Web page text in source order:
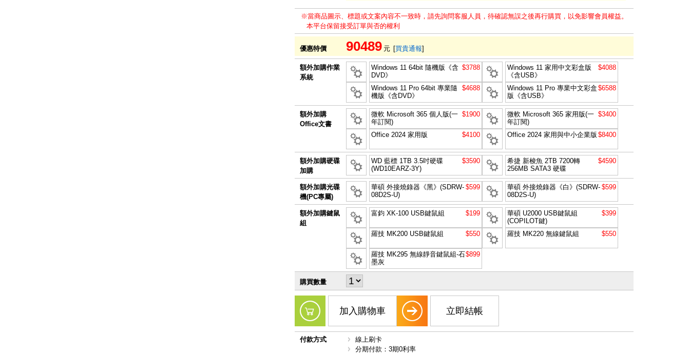
※當商品圖示、標題或文案內容不一致時，請先詢問客服人員，待確認無誤之後再行購買，以免影響會員權益。
本平台保留接受訂單與否的權利
優惠特價 90489 元 [買貴通報]
額外加購作業
系統
Windows 11 64bit 隨機版《含
DVD》
$3788
Windows 11 家用中文彩盒版
《含USB》
$4088
Windows 11 Pro 64bit 專業隨
機版《含DVD》
$4688
Windows 11 Pro 專業中文彩盒
版《含USB》
$6588
額外加購
Office文書
微軟 Microsoft 365 個人版(一
年訂閱)
$1900
微軟 Microsoft 365 家用版(一
年訂閱)
$3400
Office 2024 家用版 $4100 Office 2024 家用與中小企業版 $8400
額外加購硬碟
加購
WD 藍標 1TB 3.5吋硬碟
(WD10EARZ-3Y)
$3590
希捷 新梭魚 2TB 7200轉
256MB SATA3 硬碟
$4590
額外加購光碟
機(PC專屬)
華碩 外接燒錄器《黑》(SDRW-
08D2S-U)
$599
華碩 外接燒錄器《白》(SDRW-
08D2S-U)
$599
額外加購鍵鼠
組
富鈞 XK-100 USB鍵鼠組 $199
華碩 U2000 USB鍵鼠組
(COPILOT鍵)
$399
羅技 MK200 USB鍵鼠組 $550 羅技 MK220 無線鍵鼠組 $550
羅技 MK295 無線靜音鍵鼠組-石
墨灰
$899
購買數量
加入購物車 立即結帳
付款方式
線上刷卡
分期付款：3期0利率